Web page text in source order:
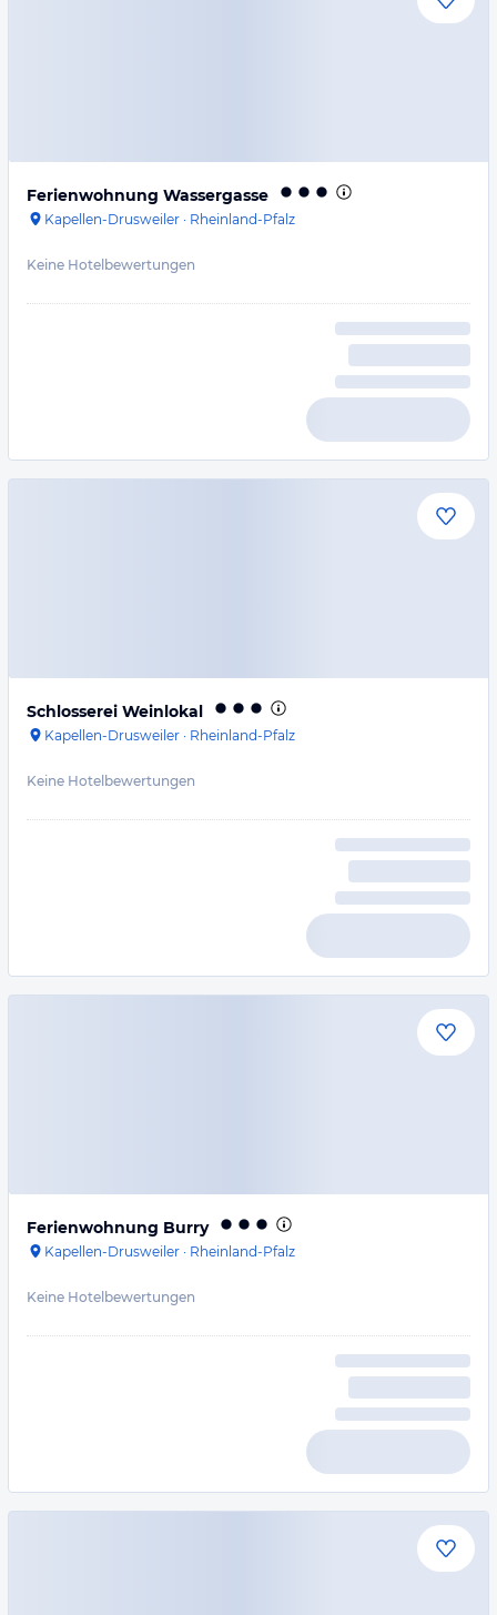
Ferienwohnung Wassergasse
Kapellen-Drusweiler · Rheinland-Pfalz
Keine Hotelbewertungen
Schlosserei Weinlokal
Kapellen-Drusweiler · Rheinland-Pfalz
Keine Hotelbewertungen
Ferienwohnung Burry
Kapellen-Drusweiler · Rheinland-Pfalz
Keine Hotelbewertungen